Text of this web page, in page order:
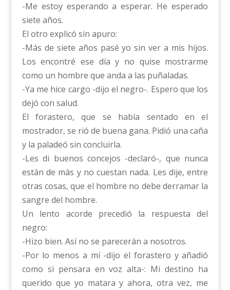
-Me estoy esperando a esperar. He esperado
siete años.
El otro explicó sin apuro:
-Más de siete años pasé yo sin ver a mis hijos.
Los encontré ese día y no quise mostrarme
como un hombre que anda a las puñaladas.
-Ya me hice cargo -dijo el negro-. Espero que los
dejó con salud.
El forastero, que se había sentado en el
mostrador, se rió de buena gana. Pidió una caña
y la paladeó sin concluirla.
-Les di buenos concejos -declaró-, que nunca
están de más y no cuestan nada. Les dije, entre
otras cosas, que el hombre no debe derramar la
sangre del hombre.
Un lento acorde precedió la respuesta del
negro:
-Hizo bien. Así no se parecerán a nosotros.
-Por lo menos a mí -dijo el forastero y añadió
como si pensara en voz alta-: Mi destino ha
querido que yo matara y ahora, otra vez, me